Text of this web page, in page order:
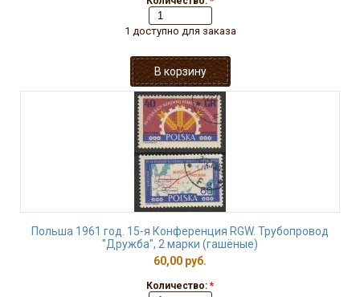
1 доступно для заказа
Польша 1961 год. 15-я Конференция RGW. Трубопровод
"Дружба", 2 марки (гашёные)
60,00 руб.
Количество: *